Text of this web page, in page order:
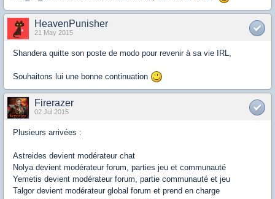
HeavenPunisher
21 May 2015
Shandera quitte son poste de modo pour revenir à sa vie IRL,
Souhaitons lui une bonne continuation
Firerazer
02 Jul 2015
Plusieurs arrivées :
Astreides devient modérateur chat
Nolya devient modérateur forum, parties jeu et communauté
Yemetis devient modérateur forum, partie communauté et jeu
Talgor devient modérateur global forum et prend en charge